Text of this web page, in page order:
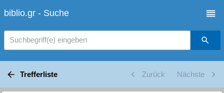
biblio.gr - Suche
Suchbegriff(e) eingeben
Trefferliste Zurück Nächste